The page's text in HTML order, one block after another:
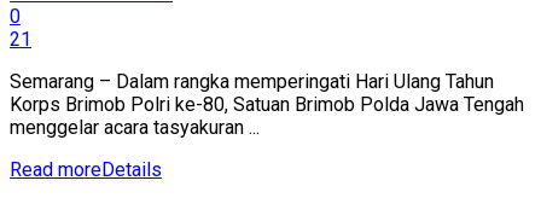
0
21
Semarang – Dalam rangka memperingati Hari Ulang Tahun
Korps Brimob Polri ke-80, Satuan Brimob Polda Jawa Tengah
menggelar acara tasyakuran ...
Read moreDetails